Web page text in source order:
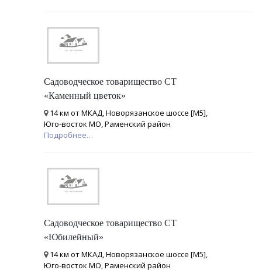
Садоводческое товарищество СТ
«Каменный цветок»
14 км от МКАД, Новорязанское шоссе [М5],
Юго-восток МО, Раменский район
Подробнее…
Садоводческое товарищество СТ
«Юбилейный»
14 км от МКАД, Новорязанское шоссе [М5],
Юго-восток МО, Раменский район